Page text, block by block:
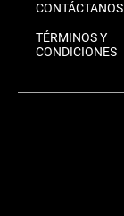
CONTÁCTANOS
TÉRMINOS Y
CONDICIONES